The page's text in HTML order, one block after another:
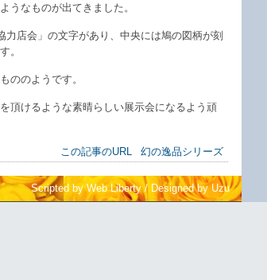
うなものが出てきました。
店会」の文字があり、中央には鳩の図柄が刻
。
ののようです。
頂けるような素晴らしい展示会になるよう頑
この記事のURL 幻の逸品シリーズ
Scripted by Web Liberty/ Designed by Uzu